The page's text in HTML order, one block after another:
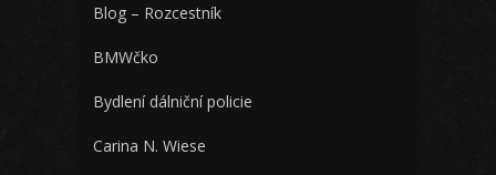
Blog – Rozcestník
BMWčko
Bydlení dálniční policie
Carina N. Wiese